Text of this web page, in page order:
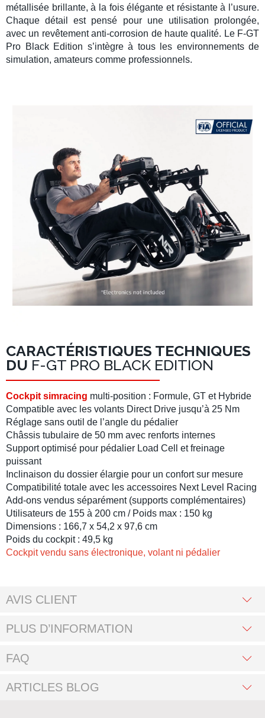
métallisée brillante, à la fois élégante et résistante à l’usure.
Chaque détail est pensé pour une utilisation prolongée,
avec un revêtement anti-corrosion de haute qualité. Le F-GT
Pro Black Edition s’intègre à tous les environnements de
simulation, amateurs comme professionnels.
CARACTÉRISTIQUES TECHNIQUES
DU F-GT PRO BLACK EDITION
Cockpit simracing multi-position : Formule, GT et Hybride
Compatible avec les volants Direct Drive jusqu’à 25 Nm
Réglage sans outil de l’angle du pédalier
Châssis tubulaire de 50 mm avec renforts internes
Support optimisé pour pédalier Load Cell etfreinage
puissant
Inclinaison du dossier élargie pour un confort sur mesure
Compatibilité totale avec les accessoires Next Level Racing
Add-ons vendus séparément (supports complémentaires)
Utilisateurs de 155 à 200 cm / Poids max : 150 kg
Dimensions : 166,7 x 54,2 x 97,6 cm
Poids du cockpit : 49,5 kg
Cockpit vendu sans électronique, volant ni pédalier
AVIS CLIENT
PLUS D’INFORMATION
FAQ
ARTICLES BLOG